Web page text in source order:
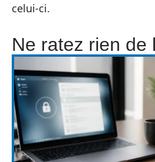
celui-ci.
Ne ratez rien de